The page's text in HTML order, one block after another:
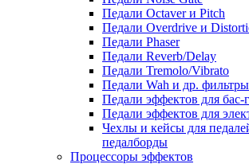
Педали Octaver и Pitch
Педали Overdrive и
Педали Phaser
Педали Reverb/Delay
Педали Tremolo/Vibrato
Педали Wah и др. фильтры
Педали эффектов для бас-
Педали эффектов для
Чехлы и кейсы для
педалборды
Процессоры эффектов